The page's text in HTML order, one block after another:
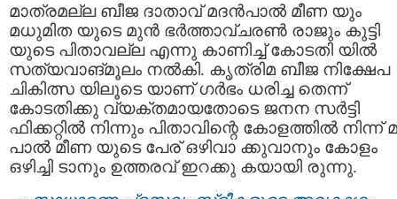
മാത്രമല്ല ബീജ ദാതാവ് മദൻപാൽ മീണ യും
മധുമിത യുടെ മുന്‍ ഭർത്താവ്ചരൺ രാജും കുട്ടി
യുടെ പിതാവല്ല എന്നു കാണിച്ച് കോടതി യിൽ
സത്യവാങ്മൂലം നൽകി. കൃത്രിമ ബീജ നിക്ഷേപ
ചികിത്സ യിലൂടെ യാണ് ഗർഭം ധരിച്ച തെന്ന്
കോടതിക്കു വ്യക്തമായതോടെ ജനന സർട്ടി
ഫിക്കറ്റിൽ നിന്നും പിതാവിന്റെ കോളത്തിൽ നിന്ന്
പാൽ മീണ യുടെ പേര് ഒഴിവാ ക്കുവാനും കോളം
ഒഴിച്ചി ടാനും ഉത്തരവ് ഇറക്കു കയായി രുന്നു.